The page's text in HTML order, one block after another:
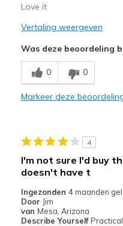
Width
Sizing
Love it
Vertaling weergeven
Was deze beoordeling
0 0
Markeer deze
4
I'm not sure I'd buy
doesn't have t
Ingezonden 4 maanden
Door Jim
van Mesa, Arizona
Describe Yourself Practical